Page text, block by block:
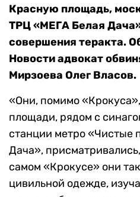
Красную площадь,
ТРЦ «МЕГА Белая
совершения теракта.
Новости адвокат
Мирзоева Олег Власов.
«Они, помимо
площади, рядом с
станции метро «Чистые
Дача»,
самом «Крокусе» они
цивильной одежде,